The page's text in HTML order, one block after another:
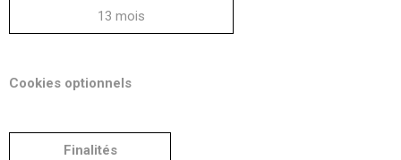
13 mois
Cookies optionnels
Finalités